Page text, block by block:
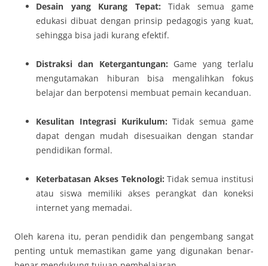
Desain yang Kurang Tepat: Tidak semua game
edukasi dibuat dengan prinsip pedagogis yang kuat,
sehingga bisa jadi kurang efektif.
Distraksi dan Ketergantungan: Game yang terlalu
mengutamakan hiburan bisa mengalihkan fokus
belajar dan berpotensi membuat pemain kecanduan.
Kesulitan Integrasi Kurikulum: Tidak semua game
dapat dengan mudah disesuaikan dengan standar
pendidikan formal.
Keterbatasan Akses Teknologi: Tidak semua institusi
atau siswa memiliki akses perangkat dan koneksi
internet yang memadai.
Oleh karena itu, peran pendidik dan pengembang sangat
penting untuk memastikan game yang digunakan benar-